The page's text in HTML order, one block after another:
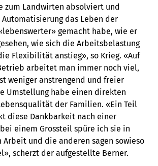
zum Landwirten absolviert und
das Leben der
gemacht habe, wie er
wie sich die Arbeitsbelastung
Flexibilität anstieg», so Krieg. «Auf
arbeitet man immer noch viel,
weniger anstrengend und freier
Umstellung habe einen direkten
der Familien. «Ein Teil
diese Dankbarkeit nach einer
einem Grossteil spüre ich sie in
und die anderen sagen sowieso
scherzt der aufgestellte Berner.